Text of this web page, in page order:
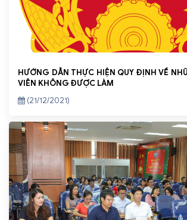
HƯỚNG DẪN THỰC HIỆN QUY ĐỊNH VỀ
VIÊN KHÔNG ĐƯỢC LÀM
(21/12/2021)